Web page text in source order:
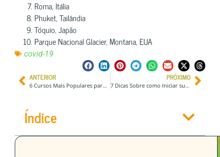
Roma, Itália
Phuket, Tailândia
Tóquio, Japão
Parque Nacional Glacier, Montana, EUA
covid-19
ANTERIOR
6 Cursos Mais Populares para Estudantes em 2024
PRÓXIMO
7 Dicas Sobre como Iniciar sua Jornada de Nômade Digital
Índice